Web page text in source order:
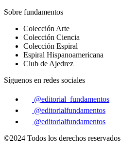
Sobre fundamentos
Colección Arte
Colección Ciencia
Colección Espiral
Espiral Hispanoamericana
Club de Ajedrez
Síguenos en redes sociales
@editorial_fundamentos
@editorialfundamentos
@editorialfundamentos
©2024 Todos los derechos reservados